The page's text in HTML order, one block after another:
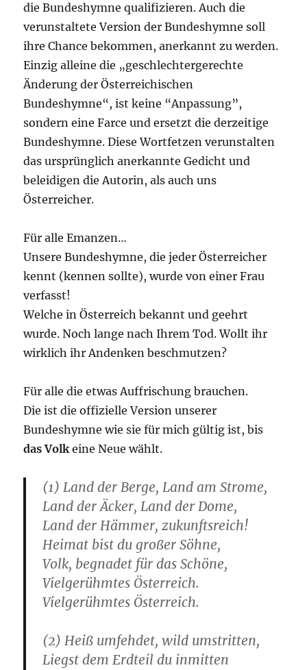
die Bundeshymne qualifizieren. Auch die
verunstaltete Version der Bundeshymne soll
ihre Chance bekommen, anerkannt zu werden.
Einzig alleine die „geschlechtergerechte
Änderung der Österreichischen
Bundeshymne“, ist keine “Anpassung”,
sondern eine Farce und ersetzt die derzeitige
Bundeshymne. Diese Wortfetzen verunstalten
das ursprünglich anerkannte Gedicht und
beleidigen die Autorin, als auch uns
Österreicher.
Für alle Emanzen…
Unsere Bundeshymne, die jeder Österreicher
kennt (kennen sollte), wurde von einer Frau
verfasst!
Welche in Österreich bekannt und geehrt
wurde. Noch lange nach Ihrem Tod. Wollt ihr
wirklich ihr Andenken beschmutzen?
Für alle die etwas Auffrischung brauchen.
Die ist die offizielle Version unserer
Bundeshymne wie sie für mich gültig ist, bis
das Volkeine Neue wählt.
(1) Land der Berge, Land am Strome,
Land der Äcker, Land der Dome,
Land der Hämmer, zukunftsreich!
Heimat bist du großer Söhne,
Volk, begnadet für das Schöne,
Vielgerühmtes Österreich.
Vielgerühmtes Österreich.
(2) Heiß umfehdet, wild umstritten,
Liegst dem Erdteil du inmitten